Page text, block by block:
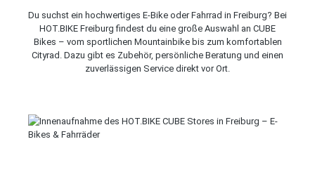
Du suchst ein hochwertiges E-Bike oder Fahrrad in Freiburg? Bei
HOT.BIKE Freiburg findest du eine große Auswahl an CUBE
Bikes – vom sportlichen Mountainbike bis zum komfortablen
Cityrad. Dazu gibt es Zubehör, persönliche Beratung und einen
zuverlässigen Service direkt vor Ort.